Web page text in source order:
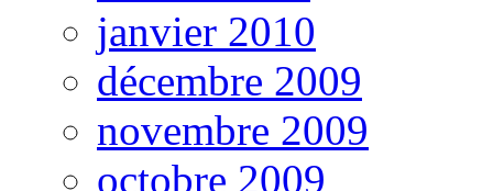
janvier 2010
décembre 2009
novembre 2009
octobre 2009